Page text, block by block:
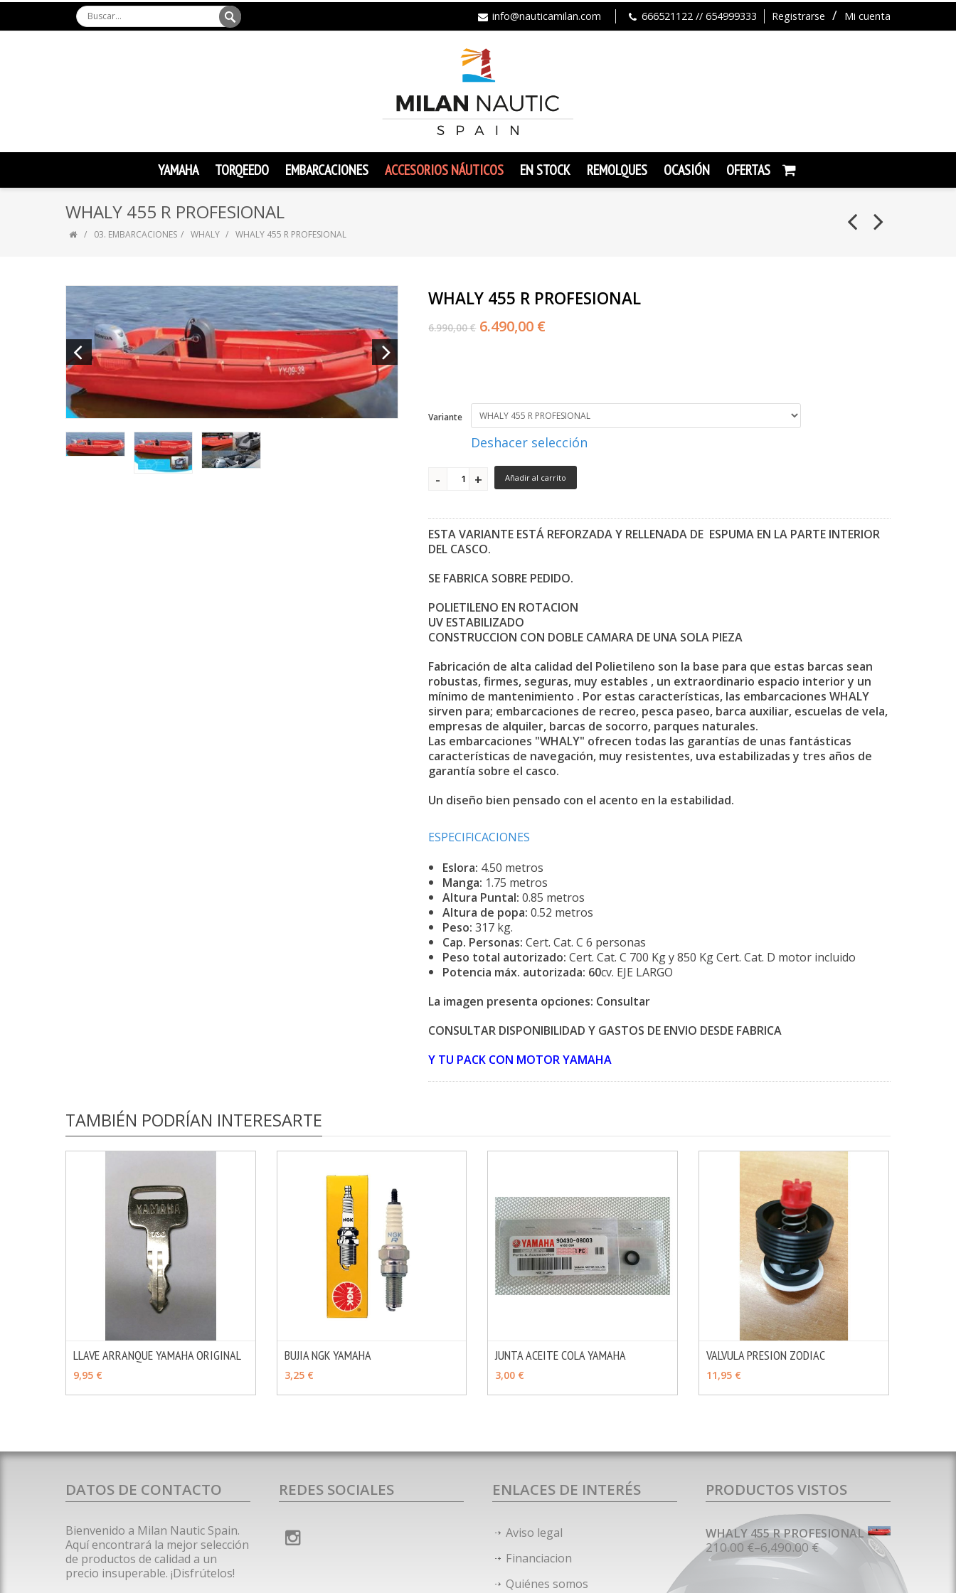
Registrarse Mi cuenta
info@nauticamilan.com 666521122 // 654999333
YAMAHA TORQEEDO EMBARCACIONES ACCESORIOS NÁUTICOS EN STOCK REMOLQUES OCASIÓN OFERTAS
WHALY 455 R PROFESIONAL
03. EMBARCACIONES WHALY WHALY 455 R PROFESIONAL
WHALY 455 R PROFESIONAL
6.990,00 € 6.490,00 €
Variante
Deshacer selección
Añadir al carrito
ESTA VARIANTE ESTÁ REFORZADA Y RELLENADA DE ESPUMA EN LA PARTE INTERIOR
DEL CASCO.
SE FABRICA SOBRE PEDIDO.
POLIETILENO EN ROTACION
UV ESTABILIZADO
CONSTRUCCION CON DOBLE CAMARA DE UNA SOLA PIEZA
Fabricación de alta calidad del Polietileno son la base para que estas barcas sean
robustas, firmes, seguras, muy estables , un extraordinario espacio interior y un
mínimo de mantenimiento . Por estas características, las embarcaciones WHALY
sirven para; embarcaciones de recreo, pesca paseo, barca auxiliar, escuelas de vela,
empresas de alquiler, barcas de socorro, parques naturales.
Las embarcaciones "WHALY" ofrecen todas las garantías de unas fantásticas
características de navegación, muy resistentes, uva estabilizadas y tres años de
garantía sobre el casco.
Un diseño bien pensado con el acento en la estabilidad.
ESPECIFICACIONES
Eslora: 4.50 metros
Manga: 1.75 metros
Altura Puntal:0.85 metros
Altura de popa:0.52 metros
Peso: 317 kg.
Cap. Personas:Cert. Cat. C 6 personas
Peso total autorizado:Cert. Cat. C 700 Kg y 850 Kg Cert. Cat. D motor incluido
Potencia máx. autorizada: 60cv. EJE LARGO
La imagen presenta opciones: Consultar
CONSULTAR DISPONIBILIDAD Y GASTOS DE ENVIO DESDE FABRICA
Y TU PACK CON MOTOR YAMAHA
TAMBIÉN PODRÍAN INTERESARTE
LLAVE ARRANQUE YAMAHA ORIGINAL
9,95 €
BUJIA NGK YAMAHA
3,25 €
JUNTA ACEITE COLA YAMAHA
3,00 €
VALVULA PRESION ZODIAC
11,95 €
DATOS DE CONTACTO
Bienvenido a Milan Nautic Spain.
Aquí encontrará la mejor selección
de productos de calidad a un
precio insuperable. ¡Disfrútelos!
REDES SOCIALES ENLACES DE INTERÉS
Aviso legal
Financiacion
Quiénes somos
PRODUCTOS VISTOS
WHALY 455 R PROFESIONAL
210.00 €–6,490.00 €